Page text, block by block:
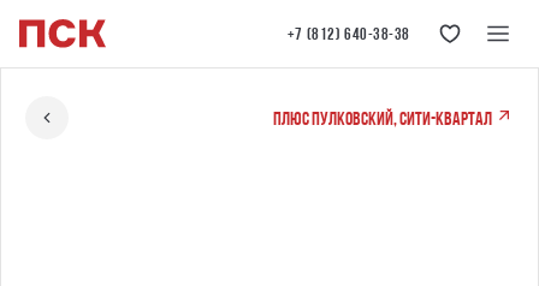
+7 (812) 640-38-38
ПЛЮС Пулковский, сити-квартал